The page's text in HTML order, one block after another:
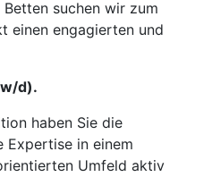
suchen wir zum
einen engagierten und
d).
haben Sie die
Expertise in einem
Umfeld aktiv